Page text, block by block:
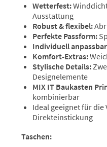
Wetterfest:
Ausstattung
Robust & flexibel:
Perfekte Passform:
Individuell
Komfort-Extras:
Stylische Details:
Designelemente
MIX IT Baukasten
kombinierbar
Ideal geeignet für
Direkteinstickung
Taschen: